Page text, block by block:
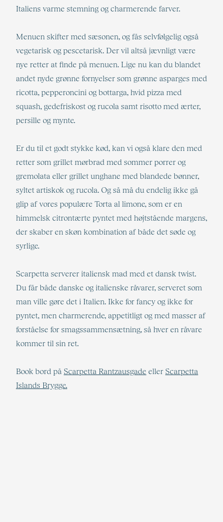
Italiens varme stemning og charmerende farver.
Menuen skifter med sæsonen, og fås selvfølgelig også
vegetarisk og pescetarisk. Der vil altså jævnligt være
nye retter at finde på menuen. Lige nu kan du blandet
andet nyde grønne fornyelser som grønne asparges med
ricotta, pepperoncini og bottarga, hvid pizza med
squash, gedefriskost og rucola samt risotto med ærter,
persille og mynte.
Er du til et godt stykke kød, kan vi også klare den med
retter som grillet mørbrad med sommer porrer og
gremolata eller grillet unghane med blandede bønner,
syltet artiskok og rucola. Og så må du endelig ikke gå
glip af vores populære Torta al limone, som er en
himmelsk citrontærte pyntet med højtstående margens,
der skaber en skøn kombination af både det søde og
syrlige.
Scarpetta serverer italiensk mad med et dansk twist.
Du får både danske og italienske råvarer, serveret som
man ville gøre det i Italien. Ikke for fancy og ikke for
pyntet, men charmerende, appetitligt og med masser af
forståelse for smagssammensætning, så hver en råvare
kommer til sin ret.
Book bord på Scarpetta Rantzausgade eller Scarpetta
Islands Brygge.